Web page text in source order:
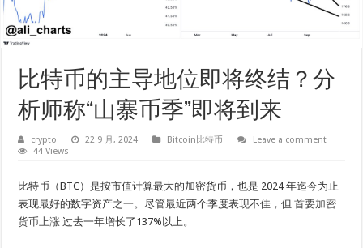
比特币的主导地位即将终结？分
析师称“山寨币季”即将到来
crypto 22 9 月, 2024 Bitcoin比特币
Leave a comment
44 Views
比特币（BTC）是按市值计算最大的加密货币，也是 2024 年迄今为止
表现最好的数字资产之一。尽管最近两个季度表现不佳，但首要加密
货币上涨 过去一年增长了137%以上。